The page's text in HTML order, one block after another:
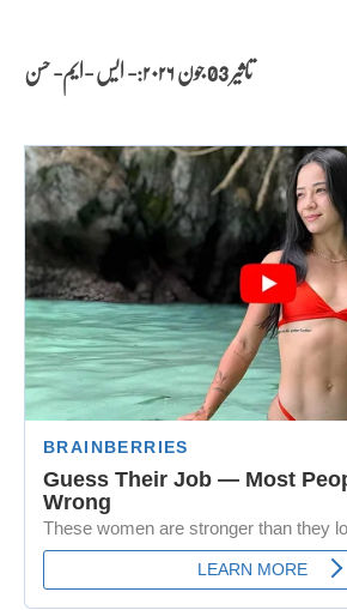
تاثیر 03 جون ۲۰۲۶:- ایس -ایم- حسن